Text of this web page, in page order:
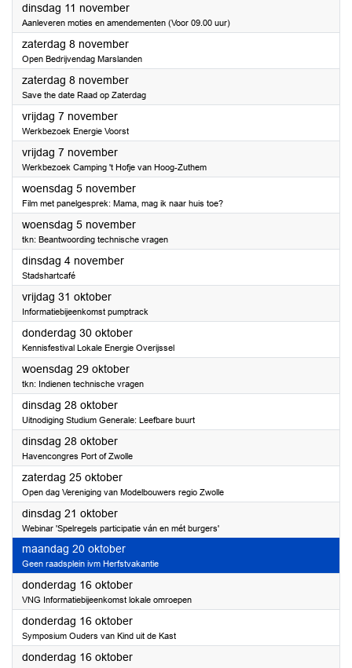
dinsdag 11 november2025
Aanleveren moties en amendementen (Voor 09.00 uur)
zaterdag 8 november2025
Open Bedrijvendag Marslanden
zaterdag 8 november2025
Save the date Raad op Zaterdag
vrijdag 7 november2025
Werkbezoek Energie Voorst
vrijdag 7 november2025
Werkbezoek Camping 't Hofje van Hoog-Zuthem
woensdag 5 november2025
Film met panelgesprek: Mama, mag ik naar huis toe?
woensdag 5 november2025
tkn: Beantwoording technische vragen
dinsdag 4 november2025
Stadshartcafé
vrijdag 31 oktober2025
Informatiebijeenkomst pumptrack
donderdag 30 oktober2025
Kennisfestival Lokale Energie Overijssel
woensdag 29 oktober2025
tkn: Indienen technische vragen
dinsdag 28 oktober2025
Uitnodiging Studium Generale: Leefbare buurt
dinsdag 28 oktober2025
Havencongres Port of Zwolle
zaterdag 25 oktober2025
Open dag Vereniging van Modelbouwers regio Zwolle
dinsdag 21 oktober2025
Webinar 'Spelregels participatie ván en mét burgers'
maandag 20 oktober2025
Geen raadsplein ivm Herfstvakantie
donderdag 16 oktober2025
VNG Informatiebijeenkomst lokale omroepen
donderdag 16 oktober2025
Symposium Ouders van Kind uit de Kast
donderdag 16 oktober2025